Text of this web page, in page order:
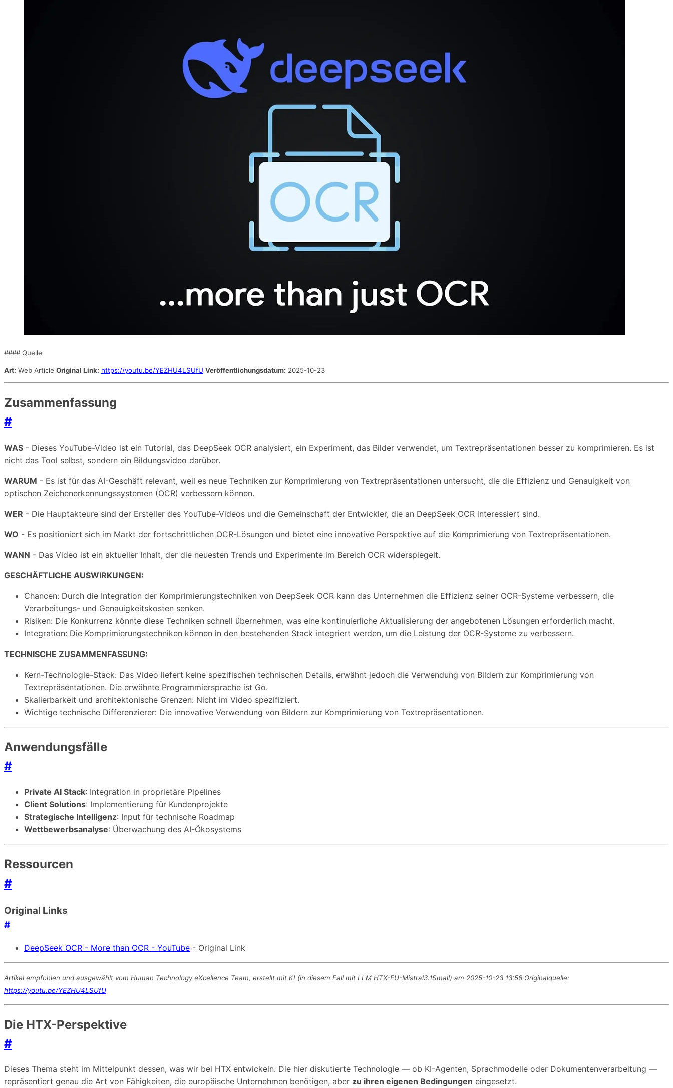
#### Quelle
Art: Web Article Original Link: https://youtu.be/YEZHU4LSUfU Veröffentlichungsdatum: 2025-10-23
Zusammenfassung
#
WAS - Dieses YouTube-Video ist ein Tutorial, das DeepSeek OCR analysiert, ein Experiment, das Bilder verwendet, um Textrepräsentationen besser zu komprimieren. Es ist
nicht das Tool selbst, sondern ein Bildungsvideo darüber.
WARUM - Es ist für das AI-Geschäft relevant, weil es neue Techniken zur Komprimierung von Textrepräsentationen untersucht, die die Effizienz und Genauigkeit von
optischen Zeichenerkennungssystemen (OCR) verbessern können.
WER - Die Hauptakteure sind der Ersteller des YouTube-Videos und die Gemeinschaft der Entwickler, die an DeepSeek OCR interessiert sind.
WO - Es positioniert sich im Markt der fortschrittlichen OCR-Lösungen und bietet eine innovative Perspektive auf die Komprimierung von Textrepräsentationen.
WANN - Das Video ist ein aktueller Inhalt, der die neuesten Trends und Experimente im Bereich OCR widerspiegelt.
GESCHÄFTLICHE AUSWIRKUNGEN:
Chancen: Durch die Integration der Komprimierungstechniken von DeepSeek OCR kann das Unternehmen die Effizienz seiner OCR-Systeme verbessern, die
Verarbeitungs- und Genauigkeitskosten senken.
Risiken: Die Konkurrenz könnte diese Techniken schnell übernehmen, was eine kontinuierliche Aktualisierung der angebotenen Lösungen erforderlich macht.
Integration: Die Komprimierungstechniken können in den bestehenden Stack integriert werden, um die Leistung der OCR-Systeme zu verbessern.
TECHNISCHE ZUSAMMENFASSUNG:
Kern-Technologie-Stack: Das Video liefert keine spezifischen technischen Details, erwähnt jedoch die Verwendung von Bildern zur Komprimierung von
Textrepräsentationen. Die erwähnte Programmiersprache ist Go.
Skalierbarkeit und architektonische Grenzen: Nicht im Video spezifiziert.
Wichtige technische Differenzierer: Die innovative Verwendung von Bildern zur Komprimierung von Textrepräsentationen.
Anwendungsfälle
#
Private AI Stack: Integration in proprietäre Pipelines
Client Solutions: Implementierung für Kundenprojekte
Strategische Intelligenz: Input für technische Roadmap
Wettbewerbsanalyse: Überwachung des AI-Ökosystems
Ressourcen
#
Original Links
#
DeepSeek OCR - More than OCR - YouTube - Original Link
Artikel empfohlen und ausgewählt vom Human Technology eXcellence Team, erstellt mit KI (in diesem Fall mit LLM HTX-EU-Mistral3.1Small) am 2025-10-23 13:56 Originalquelle:
https://youtu.be/YEZHU4LSUfU
Die HTX-Perspektive
#
Dieses Thema steht im Mittelpunkt dessen, was wir bei HTX entwickeln. Die hier diskutierte Technologie — ob KI-Agenten, Sprachmodelle oder Dokumentenverarbeitung —
repräsentiert genau die Art von Fähigkeiten, die europäische Unternehmen benötigen, aber zu ihren eigenen Bedingungen eingesetzt.